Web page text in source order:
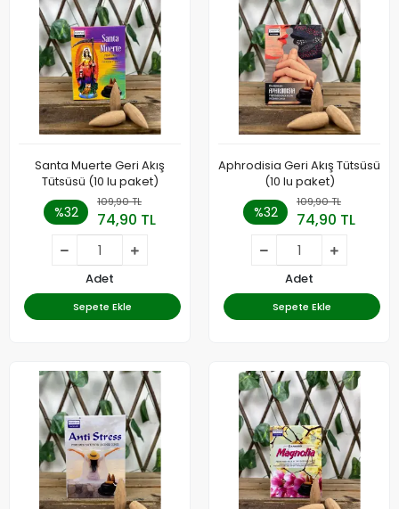
Santa Muerte Geri Akış
Tütsüsü (10 lu paket)
%32
109,90 TL
74,90 TL
Adet
Sepete Ekle
Aphrodisia Geri Akış Tütsüsü
(10 lu paket)
%32
109,90 TL
74,90 TL
Adet
Sepete Ekle